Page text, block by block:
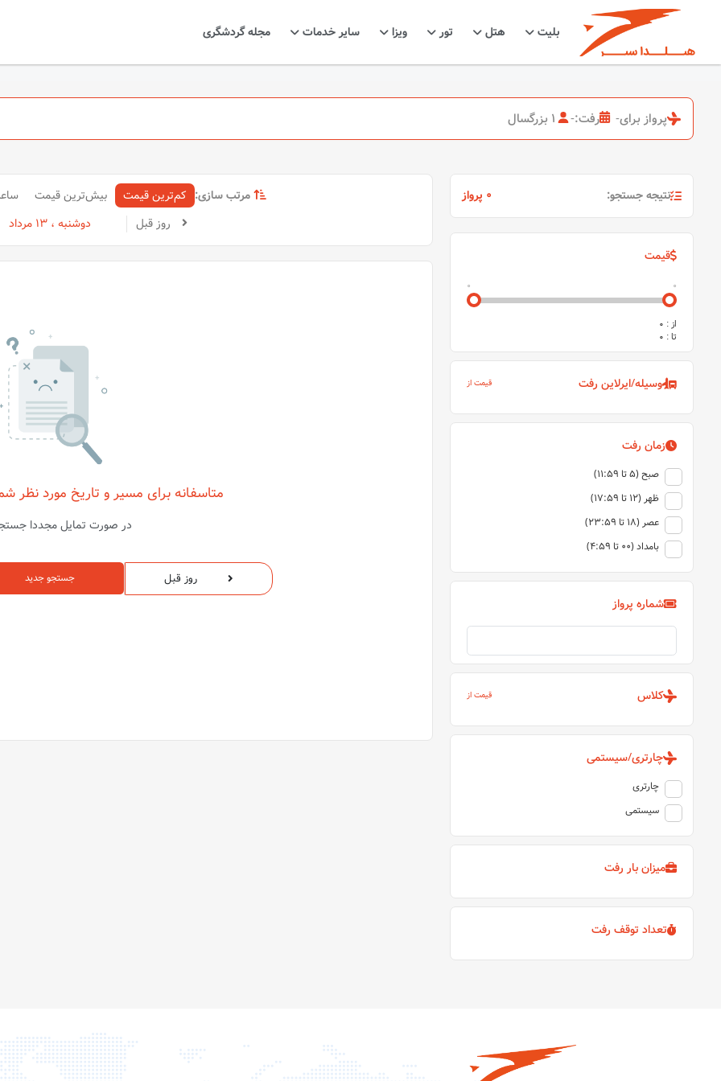
بلیت هتل تور ویزا سایر خدمات مجله گردشگری
پرواز برای- رفت:- 1 بزرگسال
نتیجه جستجو: 0 پرواز
قیمت
0 0
از : 0
تا : 0
وسیله/ایرلاین رفت قیمت از
زمان رفت
صبح (5 تا 11:59)
ظهر (12 تا 17:59)
عصر (18 تا 23:59)
بامداد (00 تا 4:59)
شماره پرواز
کلاس قیمت از
چارتری/سیستمی
چارتری
سیستمی
میزان بار رفت
تعداد توقف رفت
مرتب سازی: کم‌ترین قیمت بیش‌ترین قیمت
روز قبل
دوشنبه ، 13 مرداد
متاسفانه برای مسیر و تاریخ مورد نظر
در صورت تمایل مجددا جستجو
روز قبل جستجو جدید